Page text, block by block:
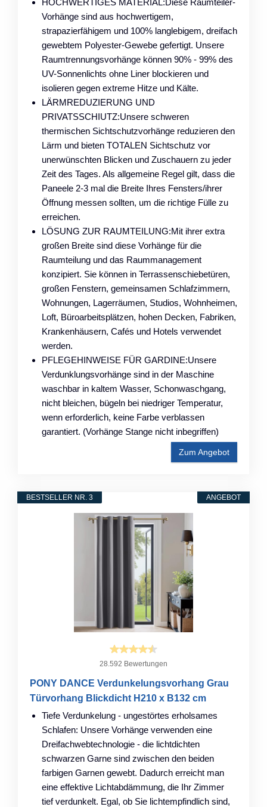
Vorhänge sind aus hochwertigem,
strapazierfähigem und 100% langlebigem, dreifach
gewebtem Polyester-Gewebe gefertigt. Unsere
Raumtrennungsvorhänge können 90% - 99% des
UV-Sonnenlichts ohne Liner blockieren und
isolieren gegen extreme Hitze und Kälte.
LÄRMREDUZIERUNG UND
PRIVATSSCHIUTZ:Unsere schweren
thermischen Sichtschutzvorhänge reduzieren den
Lärm und bieten TOTALEN Sichtschutz vor
unerwünschten Blicken und Zuschauern zu jeder
Zeit des Tages. Als allgemeine Regel gilt, dass die
Paneele 2-3 mal die Breite Ihres Fensters/ihrer
Öffnung messen sollten, um die richtige Fülle zu
erreichen.
LÖSUNG ZUR RAUMTEILUNG:Mit ihrer extra
großen Breite sind diese Vorhänge für die
Raumteilung und das Raummanagement
konzipiert. Sie können in Terrassenschiebetüren,
großen Fenstern, gemeinsamen Schlafzimmern,
Wohnungen, Lagerräumen, Studios, Wohnheimen,
Loft, Büroarbeitsplätzen, hohen Decken, Fabriken,
Krankenhäusern, Cafés und Hotels verwendet
werden.
PFLEGEHINWEISE FÜR GARDINE:Unsere
Verdunklungsvorhänge sind in der Maschine
waschbar in kaltem Wasser, Schonwaschgang,
nicht bleichen, bügeln bei niedriger Temperatur,
wenn erforderlich, keine Farbe verblassen
garantiert. (Vorhänge Stange nicht inbegriffen)
Zum Angebot
ANGEBOT
BESTSELLER NR. 3
28.592 Bewertungen
PONY DANCE Verdunkelungsvorhang Grau
Türvorhang Blickdicht H210 x B132 cm
Tiefe Verdunkelung - ungestörtes erholsames
Schlafen: Unsere Vorhänge verwenden eine
Dreifachwebtechnologie - die lichtdichten
schwarzen Garne sind zwischen den beiden
farbigen Garnen gewebt. Dadurch erreicht man
eine effektive Lichtabdämmung, die Ihr Zimmer
tief verdunkelt. Egal, ob Sie lichtempfindlich sind,